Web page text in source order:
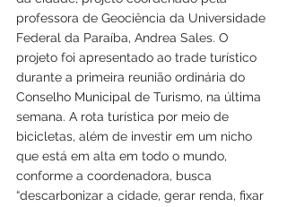
professora de Geociência da Universidade
Federal da Paraíba, Andrea Sales. O
projeto foi apresentado ao trade turístico
durante a primeira reunião ordinária do
Conselho Municipal de Turismo, na última
semana. A rota turística por meio de
bicicletas, além de investir em um nicho
que está em alta em todo o mundo,
conforme a coordenadora, busca
“descarbonizar a cidade, gerar renda, fixar